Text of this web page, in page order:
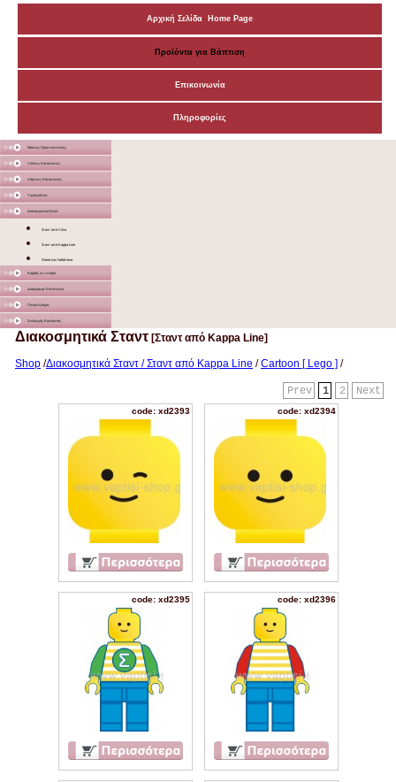
Αρχική Σελίδα Home Page
Προϊόντα για Βάπτιση
Επικοινωνία
Πληροφορίες
Μάσκες Προστατευτικές
Ξύλινες Κατασκευές
Χάρτινες Κατασκευές
Υφασμάτινα
Διακοσμητικά Σταντ
Σταντ από Ξύλο
Σταντ από Kappa Line
Stand για Λαδόπανα
Καμβάς σε τελάρο
Διάφορα με Εκτύπωση
Γλειφιτζούρια
Στολισμός Εκκλησίας
Διακοσμητικά Σταντ [Σταντ από Kappa Line]
Shop /Διακοσμητικά Σταντ / Σταντ από Kappa Line /Cartoon [ Lego ] /
Next
2
1
Prev
code: xd2393 code: xd2394
code: xd2395 code: xd2396